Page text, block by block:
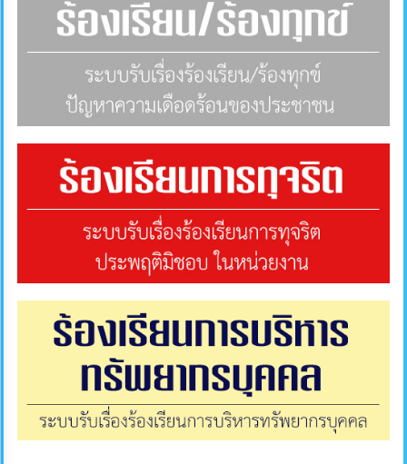
ดำเนิน
ป้องกัน
ทุจริต
มาตรการ
ป้องกัน
ทุจริต